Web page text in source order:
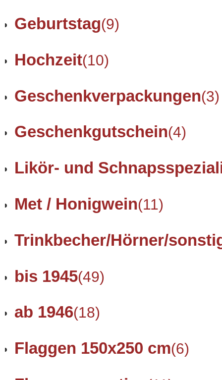
Geburtstag(9)
Hochzeit(10)
Geschenkverpackungen(3)
Geschenkgutschein(4)
Likör- und
Met / Honigwein(11)
Trinkbecher/Hörner/
bis 1945(49)
ab 1946(18)
Flaggen 150x250 cm(6)